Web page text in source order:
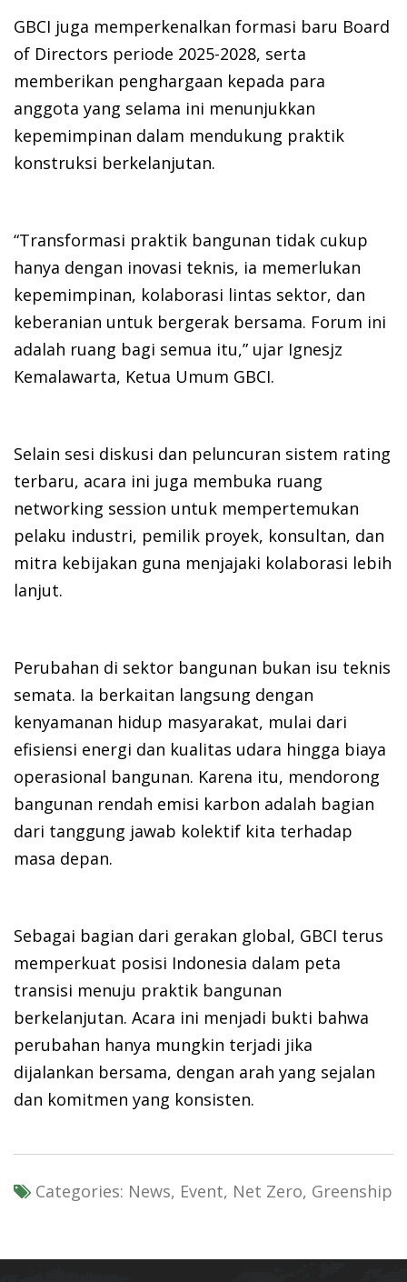
GBCI juga memperkenalkan formasi baru Board
of Directors periode 2025-2028, serta
memberikan penghargaan kepada para
anggota yang selama ini menunjukkan
kepemimpinan dalam mendukung praktik
konstruksi berkelanjutan.
“Transformasi praktik bangunan tidak cukup
hanya dengan inovasi teknis, ia memerlukan
kepemimpinan, kolaborasi lintas sektor, dan
keberanian untuk bergerak bersama. Forum ini
adalah ruang bagi semua itu,” ujar Ignesjz
Kemalawarta, Ketua Umum GBCI.
Selain sesi diskusi dan peluncuran sistem rating
terbaru, acara ini juga membuka ruang
networking session untuk mempertemukan
pelaku industri, pemilik proyek, konsultan, dan
mitra kebijakan guna menjajaki kolaborasi lebih
lanjut.
Perubahan di sektor bangunan bukan isu teknis
semata. Ia berkaitan langsung dengan
kenyamanan hidup masyarakat, mulai dari
efisiensi energi dan kualitas udara hingga biaya
operasional bangunan. Karena itu, mendorong
bangunan rendah emisi karbon adalah bagian
dari tanggung jawab kolektif kita terhadap
masa depan.
Sebagai bagian dari gerakan global, GBCI terus
memperkuat posisi Indonesia dalam peta
transisi menuju praktik bangunan
berkelanjutan. Acara ini menjadi bukti bahwa
perubahan hanya mungkin terjadi jika
dijalankan bersama, dengan arah yang sejalan
dan komitmen yang konsisten.
Categories: News, Event, Net Zero, Greenship